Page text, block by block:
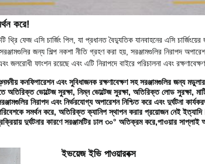
করে!
থ্রি ফেজ এসি চার্জিং পিল, যা প্রধানত বৈদ্যুতিক যানবাহনের এসি
জন্য শিল্প নকশা নীতি গ্রহণ করা হয়, সরঞ্জামগুলির নিরাপদ
ফাংশন রয়েছে এবং এটি নিরাপদে বাইরে পরিচালনা এবং
নমনীয় কনফিগারেশন এবং সুবিধাজনক রক্ষণাবেক্ষণ সহ সরঞ্জামগুলির জন্য
অতিরিক্ত ভোল্টেজ সুরক্ষা, নিম্ন ভোল্টেজ সুরক্ষা, অতিরিক্ত লোড সুরক্ষা,
নিরাপদ এবং নির্ভরযোগ্য অপারেশন নিশ্চিত করে এবং দুর্ঘটনা
সমর্থন করে, অতিরিক্ত ক্যানিপ স্থাপন করার প্রয়োজন নেই
দুর্ঘটনার কারণে সরঞ্জামটির ঢাল ৩০° অতিক্রম করে,পাওয়ার
ইভয়েজ ইভি পাওয়ারবক্স